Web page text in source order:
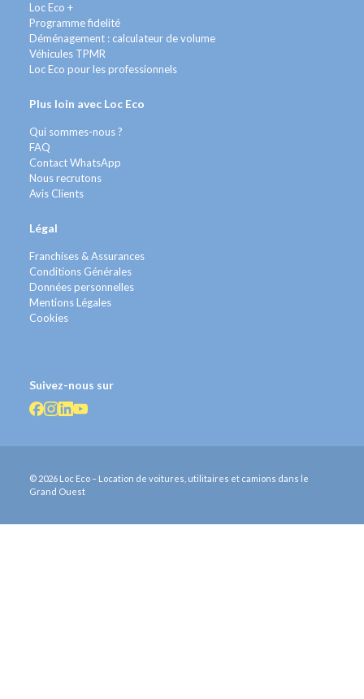
Loc Eco +
Programme fidelité
Déménagement : calculateur de volume
Véhicules TPMR
Loc Eco pour les professionnels
Plus loin avec Loc Eco
Qui sommes-nous ?
FAQ
Contact WhatsApp
Nous recrutons
Avis Clients
Légal
Franchises & Assurances
Conditions Générales
Données personnelles
Mentions Légales
Cookies
Suivez-nous sur
© 2026 Loc Eco – Location de voitures, utilitaires et camions dans le
Grand Ouest